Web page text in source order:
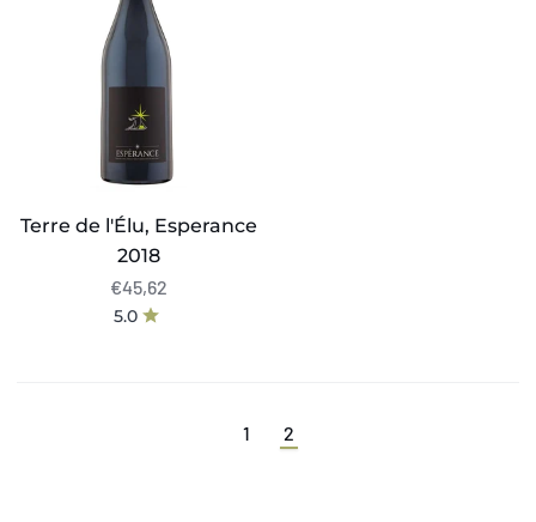
Esperance
Terre de l'Élu, Esperance
2018
€45,62
5.0
1 2